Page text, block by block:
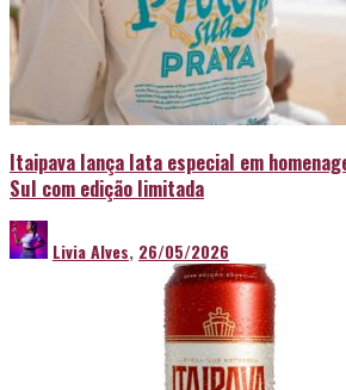
Itaipava lança lata especial em
Sul com edição limitada
Livia Alves, 26/05/2026